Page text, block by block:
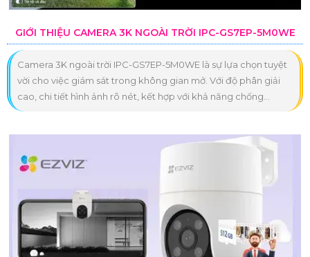
GIỚI THIỆU CAMERA 3K NGOÀI TRỜI IPC-GS7EP-5M0WE
Camera 3K ngoài trời IPC-GS7EP-5M0WE là sự lựa chọn tuyệt
vời cho việc giám sát trong không gian mở. Với độ phân giải
cao, chi tiết hình ảnh rõ nét, kết hợp với khả năng chống...